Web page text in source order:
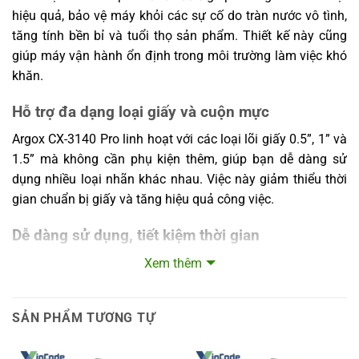
122°F)
Đồng hồ thời
gian thực
Không có
Trang bị tiêu
Phụ kiện tùy
chọn
Dao cắt Guillotine, dao cắt quay Rotary
Cutter, máy bóc nhãn Peeler, giá đỡ
phương tiện ngoài
Chứng nhận CE, FCC, cULus, RoHS, BIS, BSMI, KC
Lưu ý
*Argox bảo lưu quyền nâng cấp và thay
báo trước. Vui lòng liên hệ đại diện bán
nhất.
hiệu quả, bảo vệ máy khỏi các sự cố do tràn nước vô tình,
tăng tính bền bỉ và tuổi thọ sản phẩm. Thiết kế này cũng
giúp máy vận hành ổn định trong môi trường làm việc khó
khăn.
Hỗ trợ đa dạng loại giấy và cuộn mực
Argox CX-3140 Pro linh hoạt với các loại lõi giấy 0.5”, 1” và
1.5” mà không cần phụ kiện thêm, giúp bạn dễ dàng sử
dụng nhiều loại nhãn khác nhau. Việc này giảm thiểu thời
gian chuẩn bị giấy và tăng hiệu quả công việc.
Dễ dàng sử dụng, tiết kiệm thời gian
Giao diện thân thiện với người dùng, cùng góc mở module
theo hướng thuận tiện nhất, tăng tính linh hoạt trong quá
Xem thêm
SẢN PHẨM TƯƠNG TỰ